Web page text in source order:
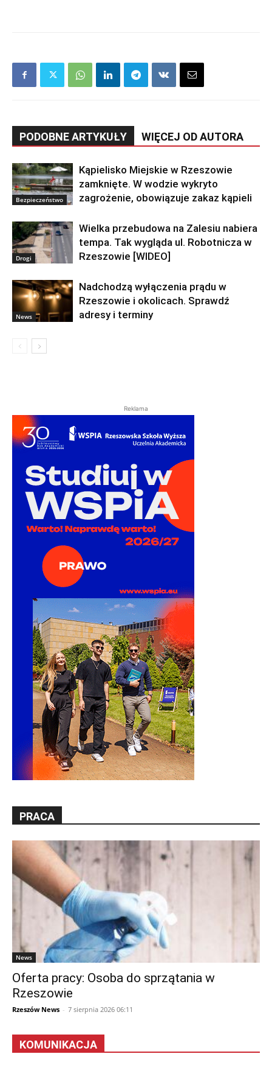
PODOBNE ARTYKUŁY WIĘCEJ OD AUTORA
Bezpieczeństwo
Kąpielisko Miejskie w Rzeszowie
zamknięte. W wodzie wykryto
zagrożenie, obowiązuje zakaz kąpieli
Drogi
Wielka przebudowa na Zalesiu nabiera
tempa. Tak wygląda ul. Robotnicza w
Rzeszowie [WIDEO]
News
Nadchodzą wyłączenia prądu w
Rzeszowie i okolicach. Sprawdź
adresy i terminy
Reklama
PRACA
News
Oferta pracy: Osoba do sprzątania w
Rzeszowie
Rzeszów News - 7 sierpnia 2026 06:11
KOMUNIKACJA